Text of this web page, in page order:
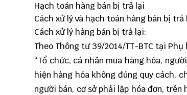
Hạch toán hàng bán bị trả lại
Cách xử lý và hạch toán hàng bán bị trả
Cách xử lý hàng bán bị trả lại:
Theo Thông tư 39/2014/TT-BTC tại
“Tổ chức, cá nhân mua hàng hóa,
hiện hàng hóa không đúng quy cách,
người bán, cơ sở phải lập hóa đơn,